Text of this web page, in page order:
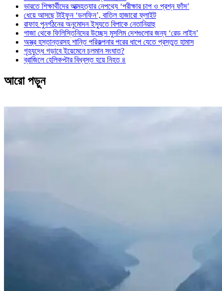
ভারতে শিক্ষার্থীদের আত্মহত্যার নেপথ্যে ‘পরীক্ষার চাপ ও প্রশ্ন ফাঁস’
ধেয়ে আসছে টাইফুন ‘ডলফিন’, বাতিল হাজারো ফ্লাইট
রাফাহ পুনর্গঠনের অনুমোদন ইস্যুতে বিপাকে নেতানিয়াহু
গাজা থেকে ফিলিস্তিনিদের উচ্ছেদ মুসলিম দেশগুলোর জন্য ‘রেড লাইন’
অস্ত্র হস্তান্তরসহ শান্তি পরিকল্পনার পরের ধাপে যেতে প্রস্তুত হামাস
গৃহযুদ্ধে গড়াবে ইয়েমেনে চলমান সংঘাত?
ব্রাজিলে হেলিকপ্টার বিধ্বস্ত হয়ে নিহত ৪
আরো পড়ুন